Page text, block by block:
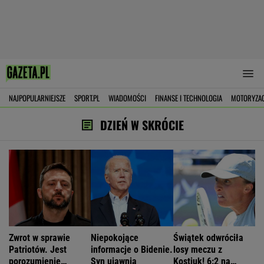
NAJPOPULARNIEJSZE SPORT.PL WIADOMOŚCI FINANSE I TECHNOLOGIA
DZIEŃ W SKRÓCIE
Zwrot w sprawie
Patriotów. Jest
porozumienie
Niepokojące
informacje o Bidenie.
Syn ujawnia
Świątek odwróciła
losy meczu z
Kostiuk! 6:2 na